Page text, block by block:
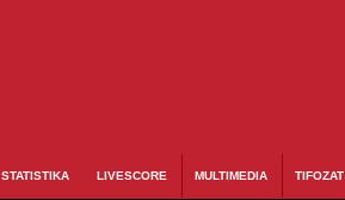
STATISTIKA LIVESCORE MULTIMEDIA TIFOZAT